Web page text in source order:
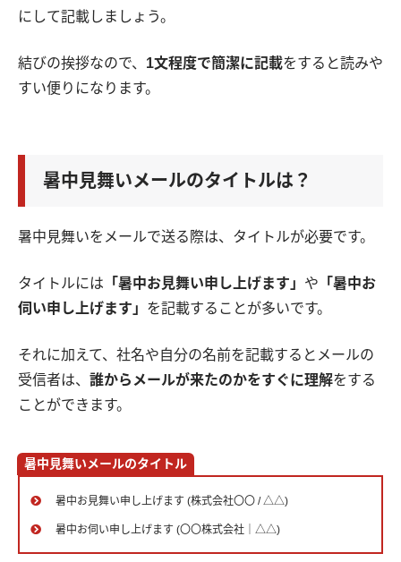
にして記載しましょう。
結びの挨拶なので、 1文程度で簡潔に記載をすると読みや
すい便りになります。
暑中見舞いメールのタイトルは？
暑中見舞いをメールで送る際は、タイトルが必要です。
タイトルには 「暑中お見舞い申し上げます」 や 「暑中お
伺い申し上げます」 を記載することが多いです。
それに加えて、社名や自分の名前を記載するとメールの
受信者は、 誰からメールが来たのかをすぐに理解をする
ことができます。
暑中見舞いメールのタイトル
暑中お見舞い申し上げます (株式会社〇〇 / △△)
暑中お伺い申し上げます (〇〇株式会社｜△△)